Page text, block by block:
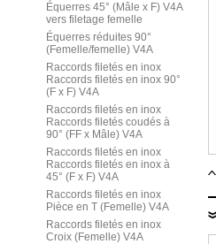
Équerres 45° (Mâle x F) V4A
vers filetage femelle
Équerres réduites 90°
(Femelle/femelle) V4A
Raccords filetés en inox
Raccords filetés en inox 90°
(F x F) V4A
Raccords filetés en inox
Raccords filetés coudés à
90° (FF x Mâle) V4A
Raccords filetés en inox
Raccords filetés en inox à
45° (F x F) V4A
Raccords filetés en inox
Pièce en T (Femelle) V4A
Raccords filetés en inox
Croix (Femelle) V4A